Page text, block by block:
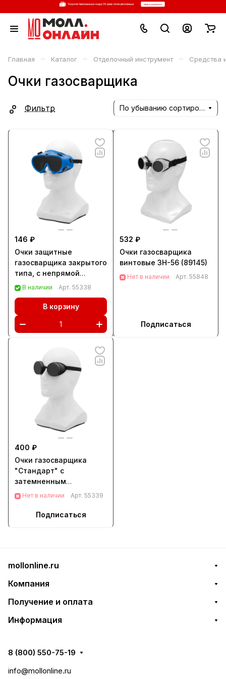
Главная – Каталог – Отделочный инструмент – Средства
Очки газосварщика
Фильтр По убыванию сортировки
146 ₽
Очки защитные
газосварщика закрытого
типа, с непрямой
вентиляцией,
В наличии Арт. 55338
В корзину
532 ₽
Очки газосварщика
винтовые ЗН-56 (89145)
Нет в наличии Арт. 55848
Подписаться
400 ₽
Очки газосварщика
"Стандарт" с
затемненным
минеральным стеклом
Нет в наличии Арт. 55339
Подписаться
mollonline.ru
Компания
Получение и оплата
Информация
8 (800) 550-75-19
info@mollonline.ru